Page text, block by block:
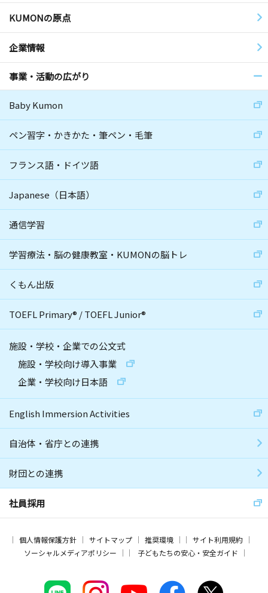
KUMONの原点
企業情報
事業・活動の広がり
Baby Kumon
ペン習字・かきかた・筆ペン・毛筆
フランス語・ドイツ語
Japanese（日本語）
通信学習
学習療法・脳の健康教室・KUMONの脳トレ
くもん出版
TOEFL Primary® /TOEFL Junior®
施設・学校・企業での公文式
施設・学校向け導入事業
企業・学校向け日本語
English Immersion Activities
自治体・省庁との連携
財団との連携
社員採用
個人情報保護方針 サイトマップ 推奨環境
サイト利用規約
ソーシャルメディアポリシー
子どもたちの安心・安全ガイド